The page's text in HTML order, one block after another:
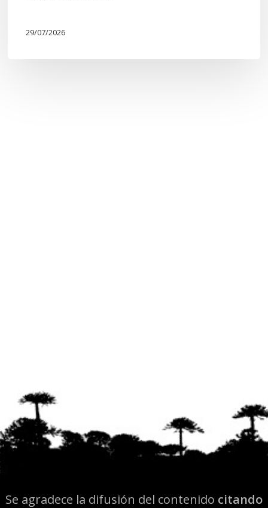
29/07/2026
Se agradece la difusión del contenido citando